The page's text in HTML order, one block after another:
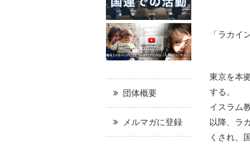
「ラカイ
東京を本
する。
イスラム
以降、ラ
くされ、
団体概要
メルマガに登録